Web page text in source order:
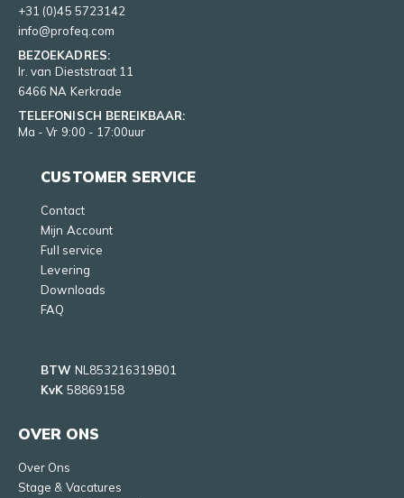
+31 (0)45 5723142
info@profeq.com
BEZOEKADRES:
Ir. van Dieststraat 11
6466 NA Kerkrade
TELEFONISCH BEREIKBAAR:
Ma - Vr 9:00 - 17:00uur
CUSTOMER SERVICE
Contact
Mijn Account
Full service
Levering
Downloads
FAQ
BTW NL853216319B01
KvK 58869158
OVER ONS
Over Ons
Stage & Vacatures